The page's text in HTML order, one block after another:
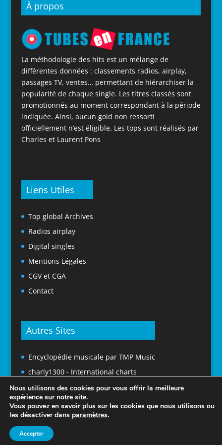
À propos
La méthodologie des hits est un mélange de
différentes données : classements radios, airplay,
passages TV, ventes… permettant de hiérarchiser la
popularité de chaque single. Les titres classés sont
promotionnés au moment correspondant à la période
indiquée. Ainsi, aucun gold non ressorti
officiellement n’est éligible. Les tops sont réalisés par
Charles et Laurent Pons
Liens Utiles
Top global Archives
Radios airplay
Digital singles
Mentions Légales
CGV et CGA
Contact
Autres Sites
Encyclopédie musicale par TMP Music
charly1300 - International charts
© 2025 Tubes En France. Tous droits réservés.
Nous utilisons des cookies pour vous offrir la meilleure
expérience sur notre site.
Vous pouvez en savoir plus sur les cookies que nous utilisons ou
les désactiver dans paramètres.
Accepter